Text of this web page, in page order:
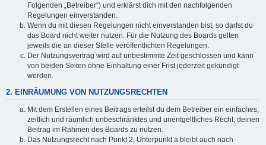
Folgenden „Betreiber“) und erklärst dich mit den nachfolgenden
Regelungen einverstanden.
Wenn du mit diesen Regelungen nicht einverstanden bist, so darfst du
das Board nicht weiter nutzen. Für die Nutzung des Boards gelten
jeweils die an dieser Stelle veröffentlichten Regelungen.
Der Nutzungsvertrag wird auf unbestimmte Zeit geschlossen und kann
von beiden Seiten ohne Einhaltung einer Frist jederzeit gekündigt
werden.
2. EINRÄUMUNG VON NUTZUNGSRECHTEN
Mit dem Erstellen eines Beitrags erteilst du dem Betreiber ein einfaches,
zeitlich und räumlich unbeschränktes und unentgeltliches Recht, deinen
Beitrag im Rahmen des Boards zu nutzen.
Das Nutzungsrecht nach Punkt 2, Unterpunkt a bleibt auch nach